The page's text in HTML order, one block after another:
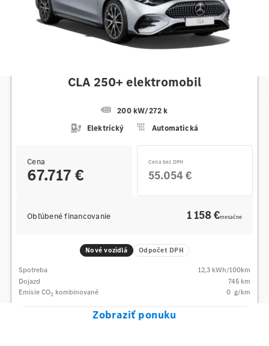
CLA 250+ elektromobil
200 kW/272 k
Elektrický
Automatická
Cena
67.717 €
Cena bez DPH
55.054 €
Obľúbené financovanie 1 158 €mesačne
Nové vozidlá Odpočet DPH
Spotreba 12,3 kWh/100km
Dojazd
745 km
Emisie CO2 kombinované 0 g/km
Zobraziť ponuku